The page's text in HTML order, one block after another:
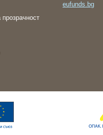
eufunds.bg